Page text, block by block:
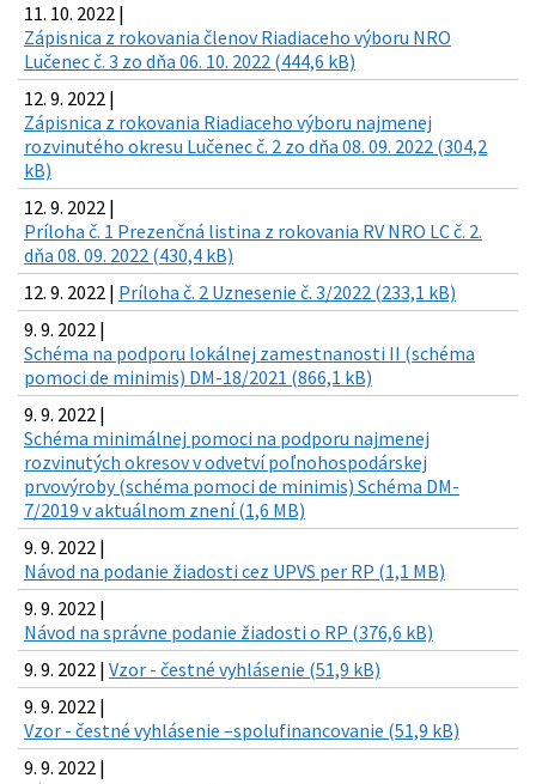
11. 10. 2022 |
Zápisnica z rokovania členov Riadiaceho výboru NRO
Lučenec č. 3 zo dňa 06. 10. 2022 (444,6 kB)
12. 9. 2022 |
Zápisnica z rokovania Riadiaceho výboru najmenej
rozvinutého okresu Lučenec č. 2 zo dňa 08. 09. 2022 (304,2
kB)
12. 9. 2022 |
Príloha č. 1 Prezenčná listina z rokovania RV NRO LC č. 2.
dňa 08. 09. 2022 (430,4 kB)
12. 9. 2022 | Príloha č. 2 Uznesenie č. 3/2022 (233,1 kB)
9. 9. 2022 |
Schéma na podporu lokálnej zamestnanosti II (schéma
pomoci de minimis) DM-18/2021 (866,1 kB)
9. 9. 2022 |
Schéma minimálnej pomoci na podporu najmenej
rozvinutých okresov v odvetví poľnohospodárskej
prvovýroby (schéma pomoci de minimis) Schéma DM-
7/2019 v aktuálnom znení (1,6 MB)
9. 9. 2022 |
Návod na podanie žiadosti cez UPVS per RP (1,1 MB)
9. 9. 2022 |
Návod na správne podanie žiadosti o RP (376,6 kB)
9. 9. 2022 | Vzor - čestné vyhlásenie (51,9 kB)
9. 9. 2022 |
Vzor - čestné vyhlásenie –spolufinancovanie (51,9 kB)
9. 9. 2022 |